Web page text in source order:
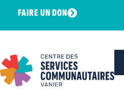
FAIRE UN DON